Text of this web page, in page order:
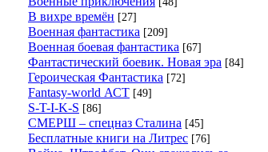
В вихре времён [27]
Военная фантастика [209]
Военная боевая фантастика [67]
Фантастический боевик. Новая эра [84]
Героическая Фантастика [72]
Fantasy-world АСТ [49]
S-T-I-K-S [86]
СМЕРШ – спецназ Сталина [45]
Бесплатные книги на Литрес [76]